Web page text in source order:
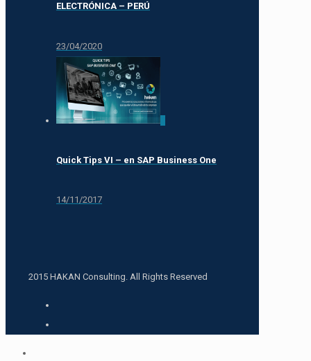
ELECTRÓNICA – PERÚ
23/04/2020
Quick Tips VI – en SAP Business One
14/11/2017
2015 HAKAN Consulting. All Rights Reserved